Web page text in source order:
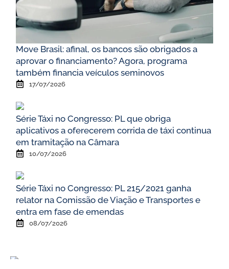
Move Brasil: afinal, os bancos são obrigados a
aprovar o financiamento? Agora, programa
também financia veículos seminovos
17/07/2026
Série Táxi no Congresso: PL que obriga
aplicativos a oferecerem corrida de táxi continua
em tramitação na Câmara
10/07/2026
Série Táxi no Congresso: PL 215/2021 ganha
relator na Comissão de Viação e Transportes e
entra em fase de emendas
08/07/2026